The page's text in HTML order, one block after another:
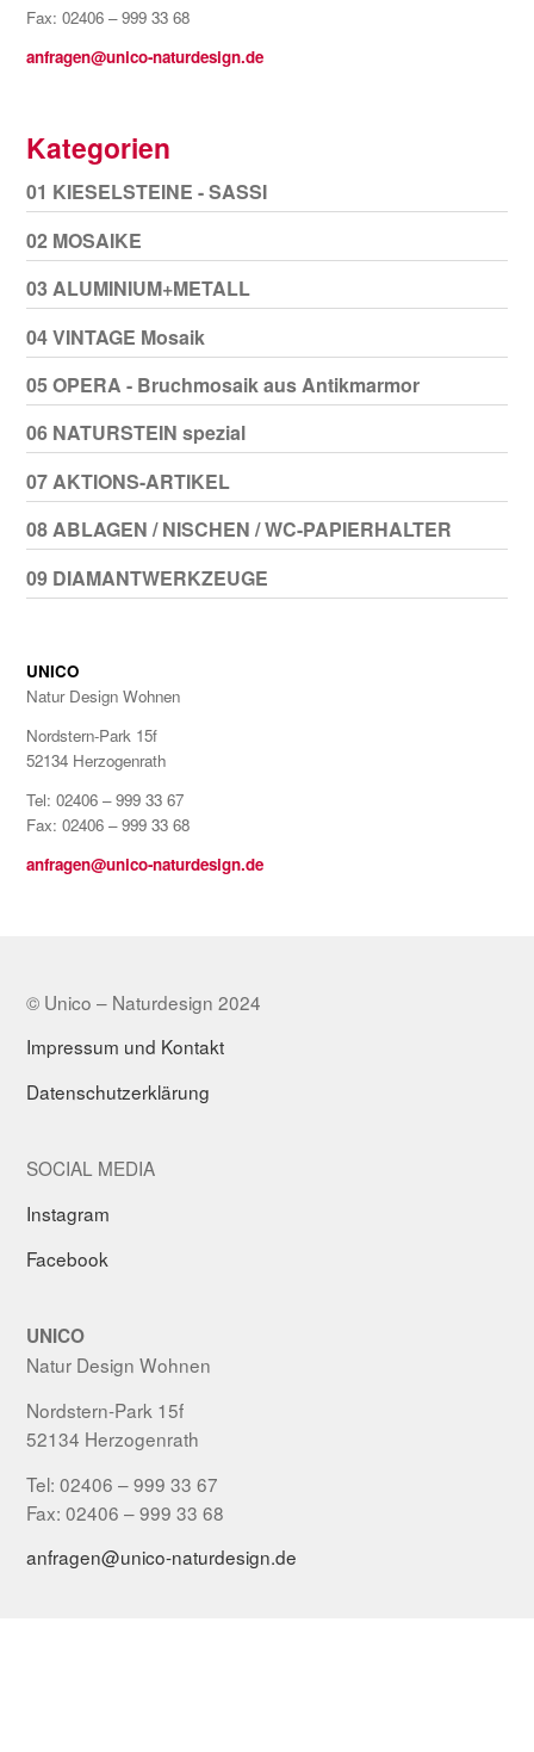
Fax: 02406 – 999 33 68
anfragen@unico-naturdesign.de
Kategorien
01 KIESELSTEINE - SASSI
02 MOSAIKE
03 ALUMINIUM+METALL
04 VINTAGE Mosaik
05 OPERA - Bruchmosaik aus Antikmarmor
06 NATURSTEIN spezial
07 AKTIONS-ARTIKEL
08 ABLAGEN / NISCHEN / WC-PAPIERHALTER
09 DIAMANTWERKZEUGE
UNICO
Natur Design Wohnen
Nordstern-Park 15f
52134 Herzogenrath
Tel: 02406 – 999 33 67
Fax: 02406 – 999 33 68
anfragen@unico-naturdesign.de
© Unico – Naturdesign 2024
Impressum und Kontakt
Datenschutzerklärung
SOCIAL MEDIA
Instagram
Facebook
UNICO
Natur Design Wohnen
Nordstern-Park 15f
52134 Herzogenrath
Tel: 02406 – 999 33 67
Fax: 02406 – 999 33 68
anfragen@unico-naturdesign.de